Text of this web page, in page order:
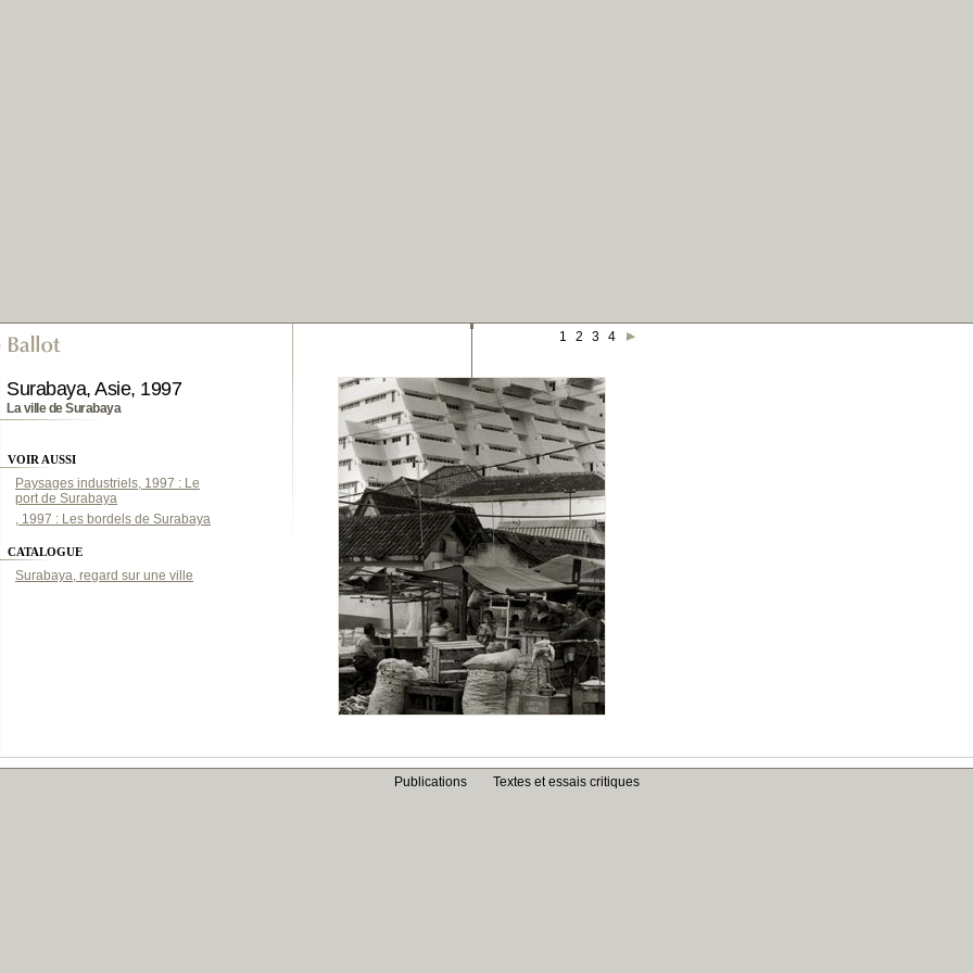
Surabaya, Asie, 1997
La ville de Surabaya
VOIR AUSSI
Paysages industriels, 1997 : Le
port de Surabaya
, 1997 : Les bordels de Surabaya
CATALOGUE
Surabaya, regard sur une ville
1 2 3 4
Textes et essais critiques
Publications